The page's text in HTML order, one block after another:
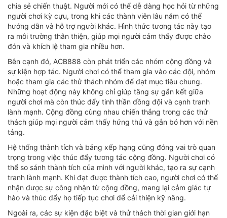
chia sẻ chiến thuật. Người mới có thể dễ dàng học hỏi từ những
người chơi kỳ cựu, trong khi các thành viên lâu năm có thể
hướng dẫn và hỗ trợ người khác. Hình thức tương tác này tạo
ra môi trường thân thiện, giúp mọi người cảm thấy được chào
đón và khích lệ tham gia nhiều hơn.
Bên cạnh đó, ACB888 còn phát triển các nhóm cộng đồng và
sự kiện hợp tác. Người chơi có thể tham gia vào các đội, nhóm
hoặc tham gia các thử thách nhóm để đạt mục tiêu chung.
Những hoạt động này không chỉ giúp tăng sự gắn kết giữa
người chơi mà còn thúc đẩy tinh thần đồng đội và cạnh tranh
lành mạnh. Cộng đồng cùng nhau chiến thắng trong các thử
thách giúp mọi người cảm thấy hứng thú và gắn bó hơn với nền
tảng.
Hệ thống thành tích và bảng xếp hạng cũng đóng vai trò quan
trọng trong việc thúc đẩy tương tác cộng đồng. Người chơi có
thể so sánh thành tích của mình với người khác, tạo ra sự cạnh
tranh lành mạnh. Khi đạt được thành tích cao, người chơi có thể
nhận được sự công nhận từ cộng đồng, mang lại cảm giác tự
hào và thúc đẩy họ tiếp tục chơi để cải thiện kỹ năng.
Ngoài ra, các sự kiện đặc biệt và thử thách thời gian giới hạn